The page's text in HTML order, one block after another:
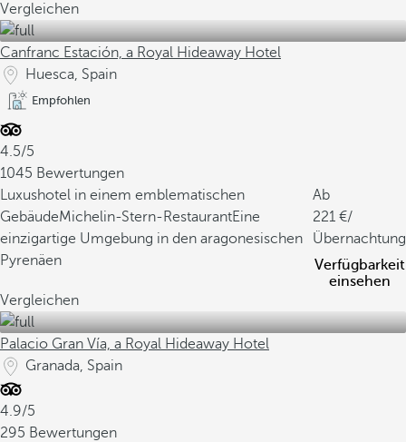
Vergleichen
Canfranc Estación, a Royal Hideaway Hotel
Huesca, Spain
Empfohlen
4.5/5
1045 Bewertungen
Luxushotel in einem emblematischen
GebäudeMichelin-Stern-RestaurantEine
einzigartige Umgebung in den aragonesischen
Pyrenäen
Ab
221
/
Übernachtung
Verfügbarkeit
einsehen
Vergleichen
Palacio Gran Vía, a Royal Hideaway Hotel
Granada, Spain
4.9/5
295 Bewertungen